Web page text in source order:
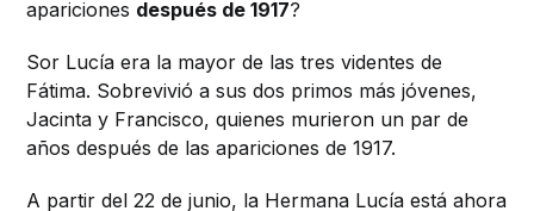
apariciones después de 1917?
Sor Lucía era la mayor de las tres videntes de
Fátima. Sobrevivió a sus dos primos más jóvenes,
Jacinta y Francisco, quienes murieron un par de
años después de las apariciones de 1917.
A partir del 22 de junio, la Hermana Lucía está ahora